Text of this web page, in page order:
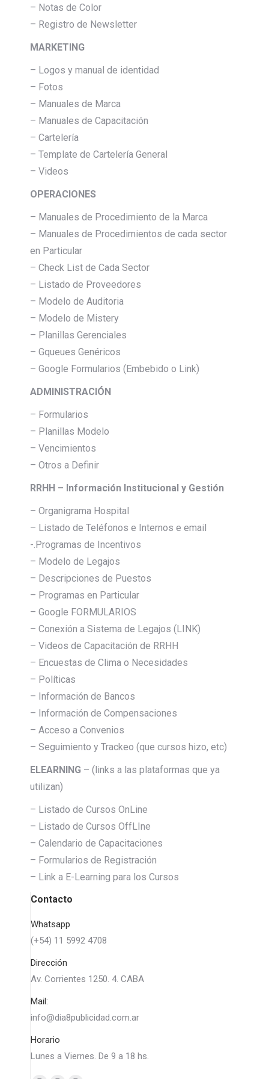
– Notas de Color
– Registro de Newsletter
MARKETING
– Logos y manual de identidad
– Fotos
– Manuales de Marca
– Manuales de Capacitación
– Cartelería
– Template de Cartelería General
– Videos
OPERACIONES
– Manuales de Procedimiento de la Marca
– Manuales de Procedimientos de cada sector
en Particular
– Check List de Cada Sector
– Listado de Proveedores
– Modelo de Auditoria
– Modelo de Mistery
– Planillas Gerenciales
– Gqueues Genéricos
– Google Formularios (Embebido o Link)
ADMINISTRACIÓN
– Formularios
– Planillas Modelo
– Vencimientos
– Otros a Definir
RRHH – Información Institucional y Gestión
– Organigrama Hospital
– Listado de Teléfonos e Internos e email
-.Programas de Incentivos
– Modelo de Legajos
– Descripciones de Puestos
– Programas en Particular
– Google FORMULARIOS
– Conexión a Sistema de Legajos (LINK)
– Videos de Capacitación de RRHH
– Encuestas de Clima o Necesidades
– Políticas
– Información de Bancos
– Información de Compensaciones
– Acceso a Convenios
– Seguimiento y Trackeo (que cursos hizo, etc)
ELEARNING – (links a las plataformas que ya
utilizan)
– Listado de Cursos OnLine
– Listado de Cursos OffLIne
– Calendario de Capacitaciones
– Formularios de Registración
– Link a E-Learning para los Cursos
Contacto
Whatsapp
(+54) 11 5992 4708
Dirección
Av. Corrientes 1250. 4. CABA
Mail:
info@dia8publicidad.com.ar
Horario
Lunes a Viernes. De 9 a 18 hs.